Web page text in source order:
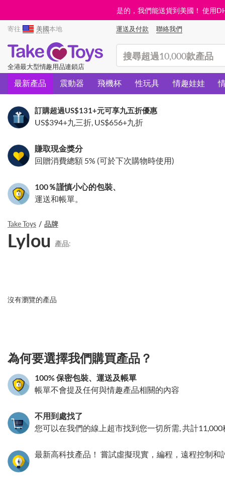
是的，我們能送貨到美國！ 使用
寄往 美國本地 運送及付款 聯絡我們
全港最大型情趣用品連鎖店
最新產品 震動器 飛機杯 性玩具 情趣娃娃
訂購超過US$131+元可享九五折優惠
US$394+九三折, US$656+九折
賺取現金獎分
回贈消費總額 5% (可於下次購物時使用)
100％謹慎小心的包裝、
運送和帳單。
Take Toys 品牌
Lylou 產品:
沒有瀏覽的產品
為何要選擇我們購買產品？
100% 保密包裝、運送及帳單
帳單不會提及任何與情趣產品相關的內容
不用到處找了
您可以在我們的線上超市找到您一切所需, 共計11,000
最新高科技產品！ 嘗試虛擬現實，編程，遠程控制